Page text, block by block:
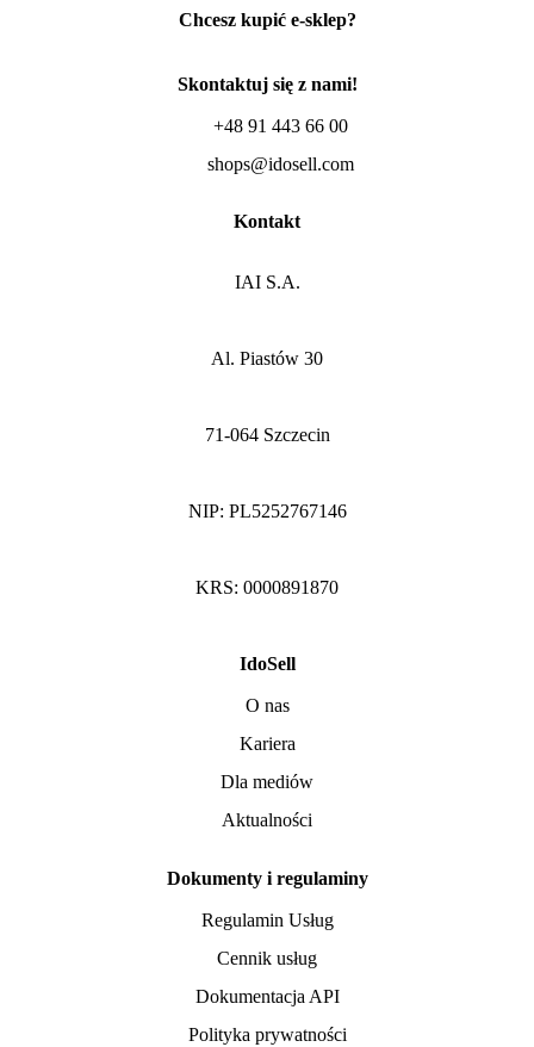
Chcesz kupić e-sklep?
Skontaktuj się z nami!
+48 91 443 66 00
shops@idosell.com
Kontakt
IAI S.A.
Al. Piastów 30
71-064 Szczecin
NIP: PL5252767146
KRS: 0000891870
IdoSell
O nas
Kariera
Dla mediów
Aktualności
Dokumenty i regulaminy
Regulamin Usług
Cennik usług
Dokumentacja API
Polityka prywatności